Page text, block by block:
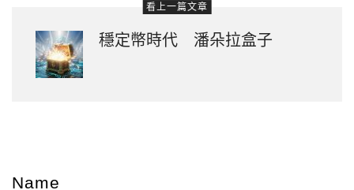
看上一篇文章
穩定幣時代 潘朵拉盒子
Name